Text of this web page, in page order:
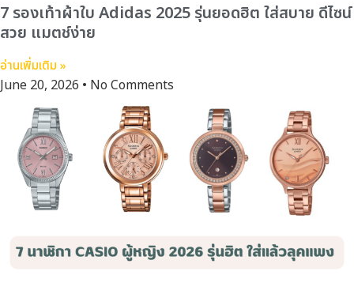
7 รองเท้าผ้าใบ Adidas 2025 รุ่นยอดฮิต ใส่สบาย ดีไซน์
สวย แมตช์ง่าย
อ่านเพิ่มเติม »
June 20, 2026 No Comments